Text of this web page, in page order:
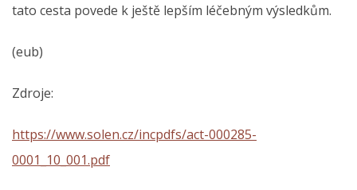
tato cesta povede k ještě lepším léčebným výsledkům.
(eub)
Zdroje:
https://www.solen.cz/incpdfs/act-000285-
0001_10_001.pdf